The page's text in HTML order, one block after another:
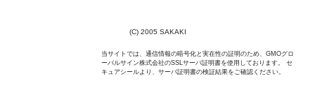
(C) 2005 SAKAKI
当サイトでは、通信情報の暗号化と実在性の証明のため、GMOグロ
ーバルサイン株式会社のSSLサーバ証明書を使用しております。 セ
キュアシールより、サーバ証明書の検証結果をご確認ください。